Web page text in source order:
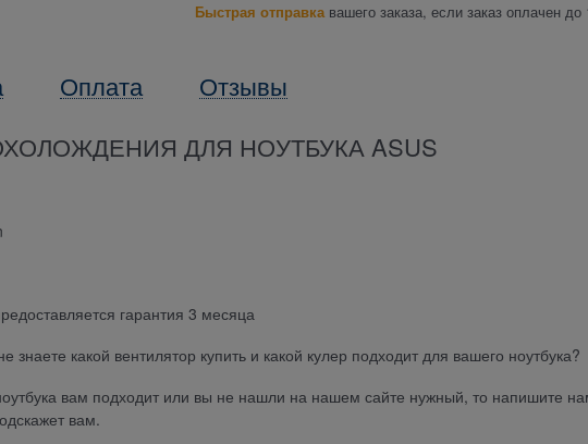
Быстрая отправкавашего заказа, если заказ оплачен до
Оплата
Отзывы
ДЛЯ НОУТБУКА ASUS
гарантия 3 месяца
какой вентилятор купить и какой кулер подходит для вашего ноутбука?
вам подходит или вы не нашли на нашем сайте нужный, то напишите
вам.